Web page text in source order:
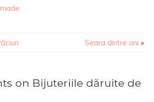
Seara dintre ani »
on Bijuteriile dăruite de